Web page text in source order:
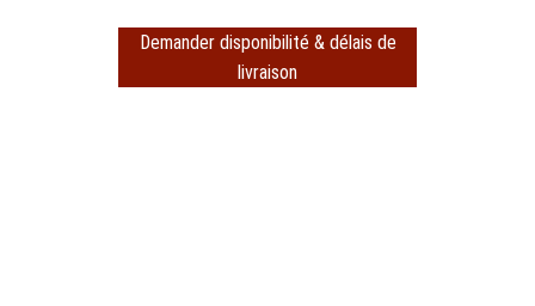
Demander disponibilité & délais de
livraison